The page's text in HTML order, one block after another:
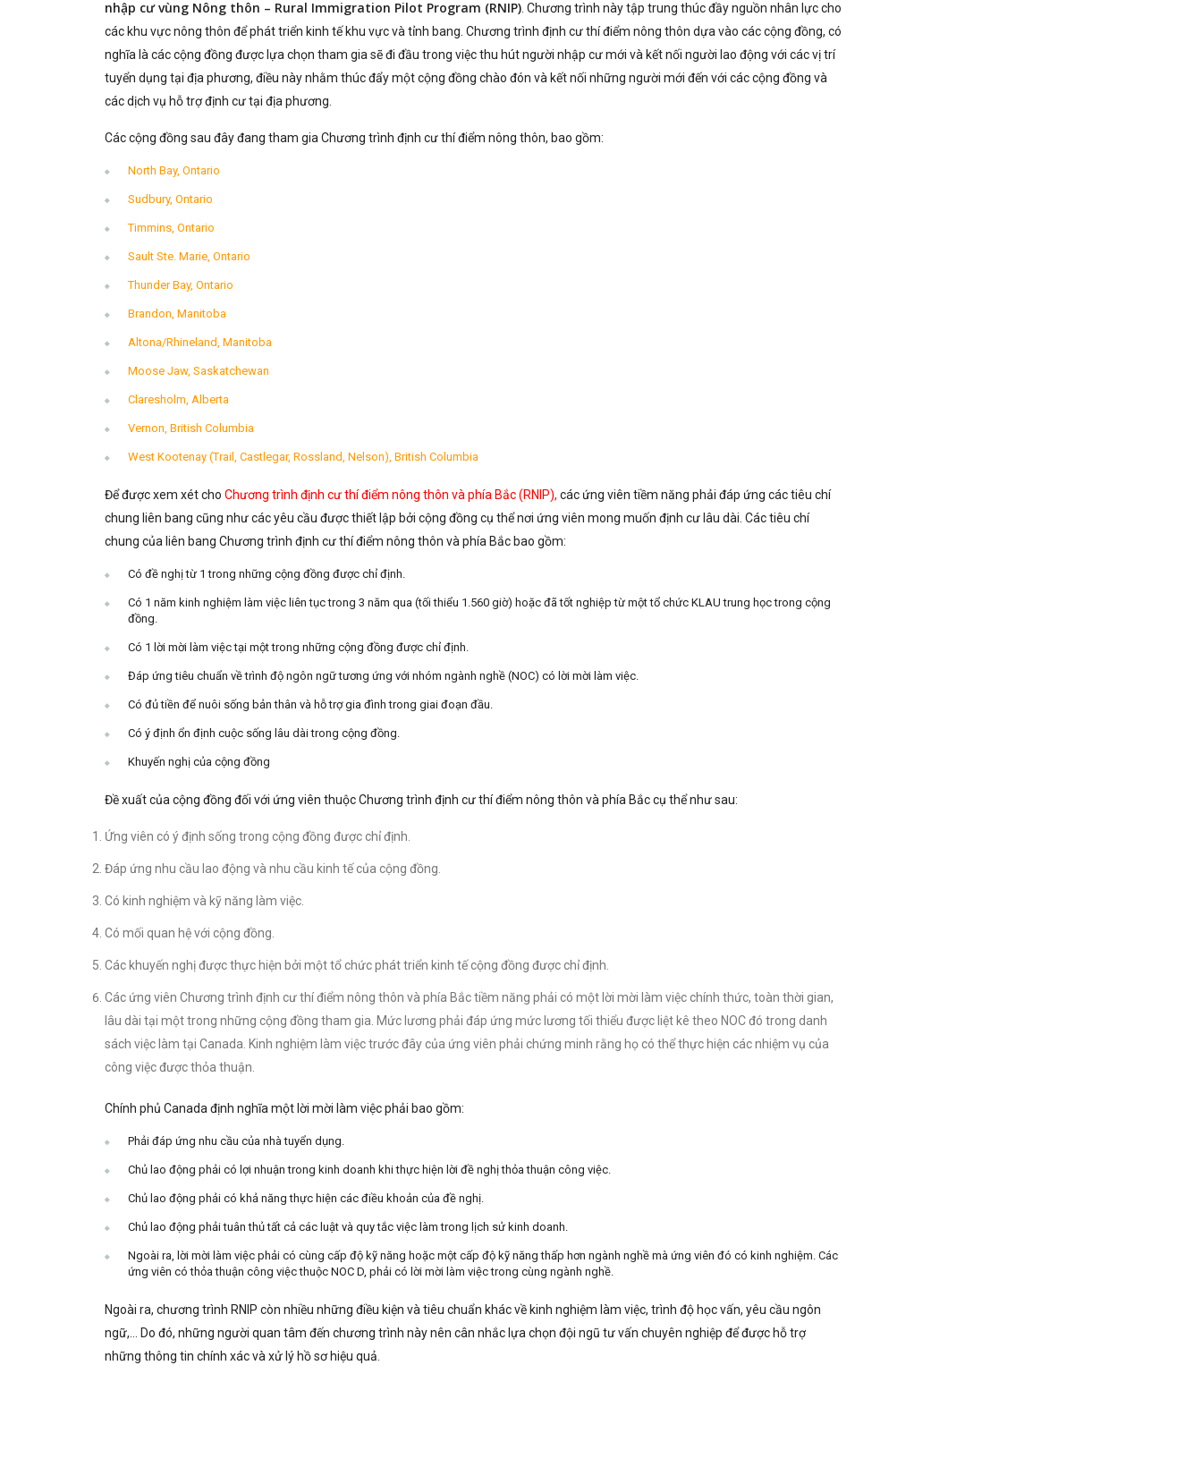
nhập cư vùng Nông thôn – Rural Immigration Pilot Program (RNIP) . Chương trình này tập trung thúc đầy nguồn nhân lực cho
các khu vực nông thôn để phát triển kinh tế khu vực và tỉnh bang. Chương trình định cư thí điểm nông thôn dựa vào các cộng đồng, có
nghĩa là các cộng đồng được lựa chọn tham gia sẽ đi đầu trong việc thu hút người nhập cư mới và kết nối người lao động với các vị trí
tuyển dụng tại địa phương, điều này nhằm thúc đẩy một cộng đồng chào đón và kết nối những người mới đến với các cộng đồng và
các dịch vụ hỗ trợ định cư tại địa phương.
Các cộng đồng sau đây đang tham gia Chương trình định cư thí điểm nông thôn, bao gồm:
North Bay, Ontario
Sudbury, Ontario
Timmins, Ontario
Sault Ste. Marie, Ontario
Thunder Bay, Ontario
Brandon, Manitoba
Altona/Rhineland, Manitoba
Moose Jaw, Saskatchewan
Claresholm, Alberta
Vernon, British Columbia
West Kootenay (Trail, Castlegar, Rossland, Nelson), British Columbia
Để được xem xét cho Chương trình định cư thí điểm nông thôn và phía Bắc (RNIP), các ứng viên tiềm năng phải đáp ứng các tiêu chí
chung liên bang cũng như các yêu cầu được thiết lập bởi cộng đồng cụ thể nơi ứng viên mong muốn định cư lâu dài. Các tiêu chí
chung của liên bang Chương trình định cư thí điểm nông thôn và phía Bắc bao gồm:
Có đề nghị từ 1 trong những cộng đồng được chỉ định.
Có 1 năm kinh nghiệm làm việc liên tục trong 3 năm qua (tối thiểu 1.560 giờ) hoặc đã tốt nghiệp từ một tổ chức KLAU trung học trong cộng
đồng.
Có 1 lời mời làm việc tại một trong những cộng đồng được chỉ định.
Đáp ứng tiêu chuẩn về trình độ ngôn ngữ tương ứng với nhóm ngành nghề (NOC) có lời mời làm việc.
Có đủ tiền để nuôi sống bản thân và hỗ trợ gia đình trong giai đoạn đầu.
Có ý định ổn định cuộc sống lâu dài trong cộng đồng.
Khuyến nghị của cộng đồng
Đề xuất của cộng đồng đối với ứng viên thuộc Chương trình định cư thí điểm nông thôn và phía Bắc cụ thể như sau:
Ứng viên có ý định sống trong cộng đồng được chỉ định.
Đáp ứng nhu cầu lao động và nhu cầu kinh tế của cộng đồng.
Có kinh nghiệm và kỹ năng làm việc.
Có mối quan hệ với cộng đồng.
Các khuyến nghị được thực hiện bởi một tổ chức phát triển kinh tế cộng đồng được chỉ định.
Các ứng viên Chương trình định cư thí điểm nông thôn và phía Bắc tiềm năng phải có một lời mời làm việc chính thức, toàn thời gian,
lâu dài tại một trong những cộng đồng tham gia. Mức lương phải đáp ứng mức lương tối thiểu được liệt kê theo NOC đó trong danh
sách việc làm tại Canada. Kinh nghiệm làm việc trước đây của ứng viên phải chứng minh rằng họ có thể thực hiện các nhiệm vụ của
công việc được thỏa thuận.
Chính phủ Canada định nghĩa một lời mời làm việc phải bao gồm:
Phải đáp ứng nhu cầu của nhà tuyển dụng.
Chủ lao động phải có lợi nhuận trong kinh doanh khi thực hiện lời đề nghị thỏa thuận công việc.
Chủ lao động phải có khả năng thực hiện các điều khoản của đề nghị.
Chủ lao động phải tuân thủ tất cả các luật và quy tắc việc làm trong lịch sử kinh doanh.
Ngoài ra, lời mời làm việc phải có cùng cấp độ kỹ năng hoặc một cấp độ kỹ năng thấp hơn ngành nghề mà ứng viên đó có kinh nghiệm. Các
ứng viên có thỏa thuận công việc thuộc NOC D, phải có lời mời làm việc trong cùng ngành nghề.
Ngoài ra, chương trình RNIP còn nhiều những điều kiện và tiêu chuẩn khác về kinh nghiệm làm việc, trình độ học vấn, yêu cầu ngôn
ngữ,… Do đó, những người quan tâm đến chương trình này nên cân nhắc lựa chọn đội ngũ tư vấn chuyên nghiệp để được hỗ trợ
những thông tin chính xác và xử lý hồ sơ hiệu quả.